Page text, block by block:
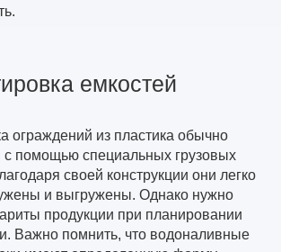
емкостей
ограждений из пластика обычно
с помощью специальных грузовых
своей конструкции они легко
и выгружены. Однако нужно
продукции при планировании
Важно помнить, что водоналивные